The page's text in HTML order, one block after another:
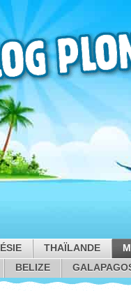
THAÏLANDE
BELIZE